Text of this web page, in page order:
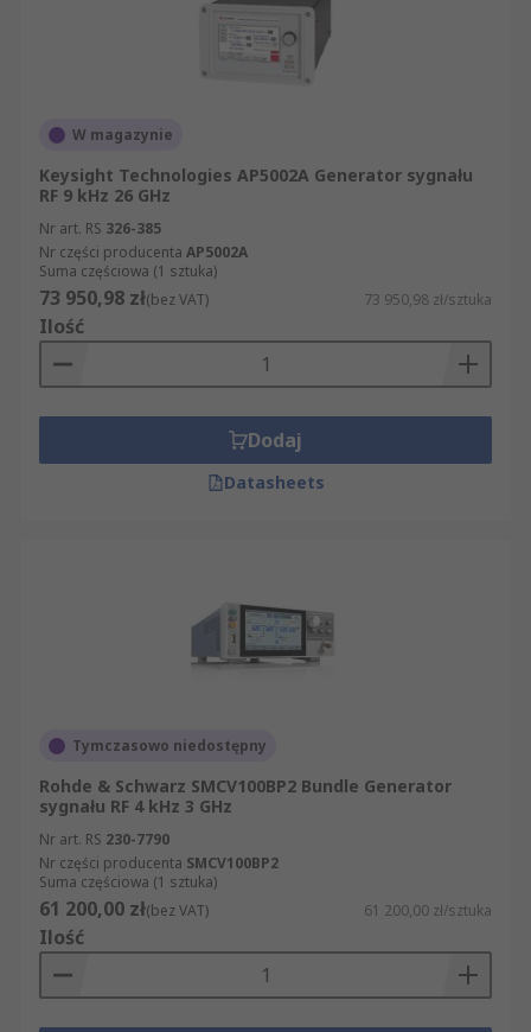
W magazynie
Keysight Technologies AP5002A Generator sygnału
RF 9 kHz 26 GHz
Nr art. RS 326-385
Nr części producenta AP5002A
Suma częściowa (1 sztuka)
73 950,98 zł(bez VAT) 73 950,98 zł/sztuka
Ilość
Dodaj
Datasheets
Tymczasowo niedostępny
Rohde & Schwarz SMCV100BP2 Bundle Generator
sygnału RF 4 kHz 3 GHz
Nr art. RS 230-7790
Nr części producenta SMCV100BP2
Suma częściowa (1 sztuka)
61 200,00 zł(bez VAT) 61 200,00 zł/sztuka
Ilość